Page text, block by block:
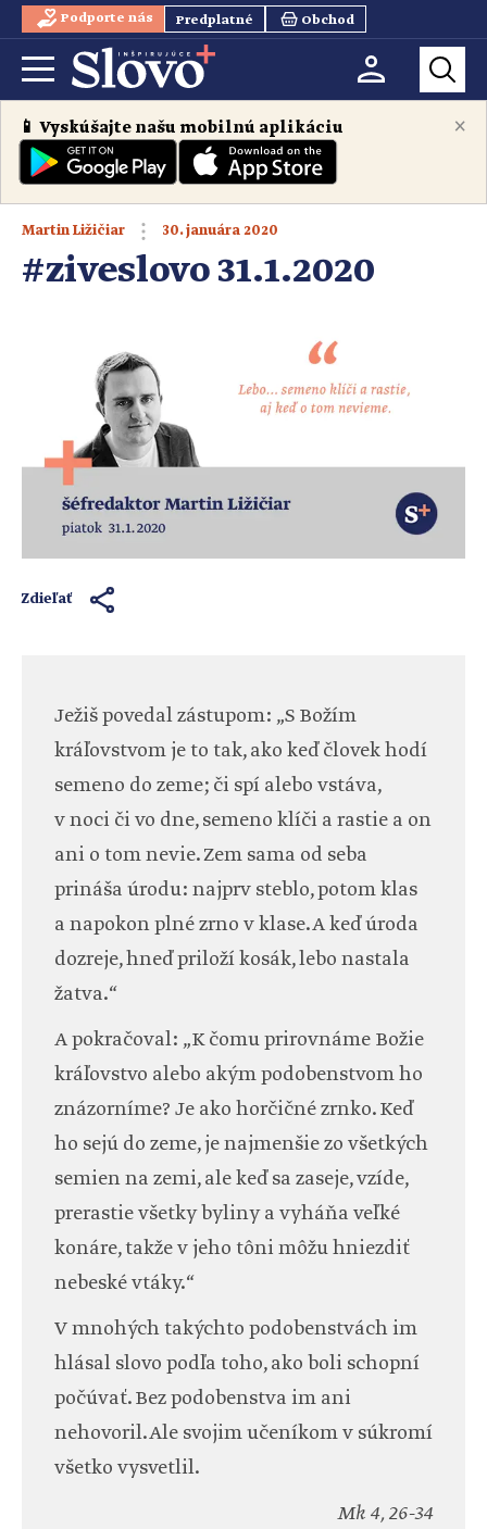
Podporte nás Predplatné Obchod
×
📱 Vyskúšajte našu mobilnú aplikáciu
Martin Ližičiar 30. januára 2020
#ziveslovo 31.1.2020
Zdieľať
Ježiš povedal zástupom: „S Božím
kráľovstvom je to tak, ako keď človek hodí
semeno do zeme; či spí alebo vstáva,
v noci či vo dne, semeno klíči a rastie a on
ani o tom nevie. Zem sama od seba
prináša úrodu: najprv steblo, potom klas
a napokon plné zrno v klase. A keď úroda
dozreje, hneď priloží kosák, lebo nastala
žatva.“
A pokračoval: „K čomu prirovnáme Božie
kráľovstvo alebo akým podobenstvom ho
znázorníme? Je ako horčičné zrnko. Keď
ho sejú do zeme, je najmenšie zo všetkých
semien na zemi, ale keď sa zaseje, vzíde,
prerastie všetky byliny a vyháňa veľké
konáre, takže v jeho tôni môžu hniezdiť
nebeské vtáky.“
V mnohých takýchto podobenstvách im
hlásal slovo podľa toho, ako boli schopní
počúvať. Bez podobenstva im ani
nehovoril. Ale svojim učeníkom v súkromí
všetko vysvetlil.
Mk 4, 26-34